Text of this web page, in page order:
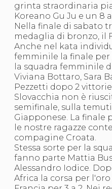
Corso
Corso
grinta straordinaria
Koreano Gu Ju e un 8
Nella finale di sabato
medaglia di bronzo, il
Anche nel kata
femminile la finale
la squadra femminile
Viviana Bottaro, Sara
Pezzetti dopo 2
Slovacchia non è
semifinale, sulla
Giapponese. La finale
le nostre ragazze
compagine Croata.
Stessa sorte per la
fanno parte Mattia
Alessandro Iodice.
Africa la corsa per